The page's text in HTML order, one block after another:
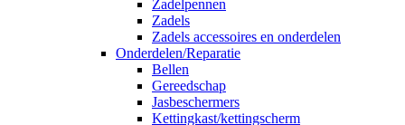
Zadelpennen
Zadels
Zadels accessoires en onderdelen
Onderdelen/Reparatie
Bellen
Gereedschap
Jasbeschermers
Kettingkast/kettingscherm